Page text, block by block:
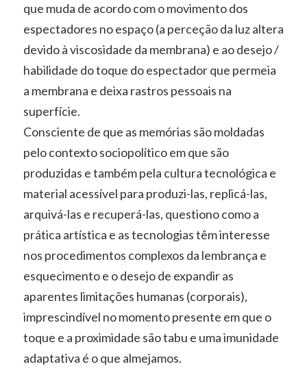
que muda de acordo com o movimento dos
espectadores no espaço (a perceção da luz altera
devido à viscosidade da membrana) e ao desejo /
habilidade do toque do espectador que permeia
a membrana e deixa rastros pessoais na
superfície.
Consciente de que as memórias são moldadas
pelo contexto sociopolítico em que são
produzidas e também pela cultura tecnológica e
material acessível para produzi-las, replicá-las,
arquivá-las e recuperá-las, questiono como a
prática artística e as tecnologias têm interesse
nos procedimentos complexos da lembrança e
esquecimento e o desejo de expandir as
aparentes limitações humanas (corporais),
imprescindível no momento presente em que o
toque e a proximidade são tabu e uma imunidade
adaptativa é o que almejamos.